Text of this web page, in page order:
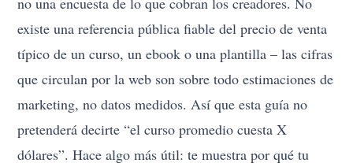
existe una referencia pública fiable del precio de venta
típico de un curso, un ebook o una plantilla – las cifras
que circulan por la web son sobre todo estimaciones de
marketing, no datos medidos. Así que esta guía no
pretenderá decirte “el curso promedio cuesta X
dólares”. Hace algo más útil: te muestra por qué tu